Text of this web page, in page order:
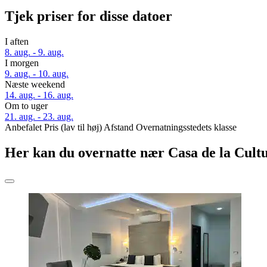
Tjek priser for disse datoer
I aften
8. aug. - 9. aug.
I morgen
9. aug. - 10. aug.
Næste weekend
14. aug. - 16. aug.
Om to uger
21. aug. - 23. aug.
Anbefalet Pris (lav til høj) Afstand Overnatningsstedets klasse
Her kan du overnatte nær Casa de la